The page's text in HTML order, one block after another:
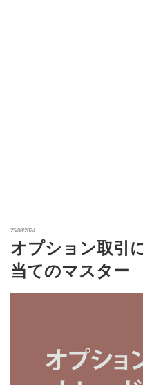
25/08/2024
オプション取引
当てのマスター